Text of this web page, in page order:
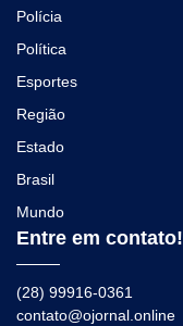
Polícia
Política
Esportes
Região
Estado
Brasil
Mundo
Entre em contato!
(28) 99916-0361
contato@ojornal.online